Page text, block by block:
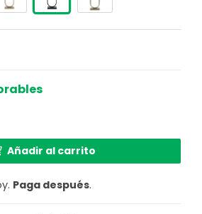
cm JAMIRI matt black cantidad
Añadir al carrito
Paga después.